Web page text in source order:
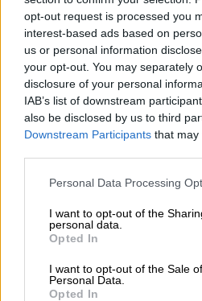
opt-out request is processed you
interest-based ads based on
us or personal information
your opt-out. You may separately
disclosure of your personal
IAB’s list of downstream
also be disclosed by us to third
Downstream Participants that may
Please note that this website/app
not limited to your visit or usage
grant or deny consent to Google
use your data for below specified
consent section.
Personal Data Processing
I want to opt-out of the
personal data.
Opted In
I want to opt-out of the Sale
Personal Data.
Opted In
φαινόταν, ζήσαμε και
Η ταχύτητα ήταν ήδη
προηγουμένως καθώς
Σταμάτησα και εγώ με
αλάρμ ομίχλης. Το θέμα
αυτοκίνητο που υπήρχε
γλίτωσε γιατί ηνταλίκα
σε φράγμακαθώς ήδη
μπροστινά οχήματα
και